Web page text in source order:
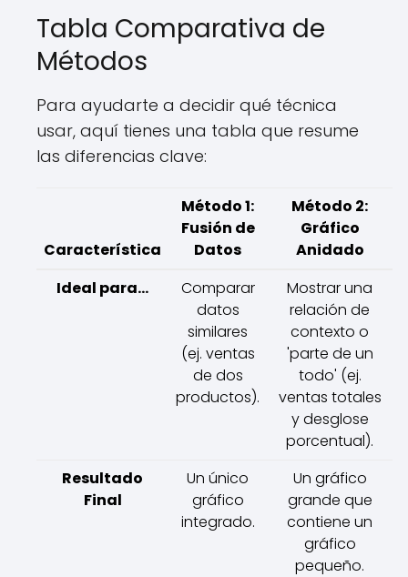
Tabla Comparativa de
Métodos
Para ayudarte a decidir qué técnica
usar, aquí tienes una tabla que resume
las diferencias clave:
Característica
Método 1:
Fusión de
Datos
Método 2:
Gráfico
Anidado
Ideal para...
Comparar
datos
similares
(ej. ventas
de dos
productos).
Mostrar una
relación de
contexto o
'parte de un
todo' (ej.
ventas totales
y desglose
porcentual).
Resultado
Final
Un único
gráfico
integrado.
Un gráfico
grande que
contiene un
gráfico
pequeño.